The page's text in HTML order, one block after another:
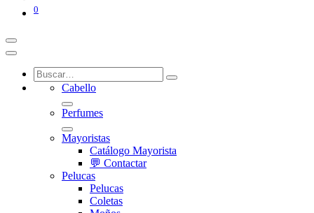
0
Cabello
Perfumes
Mayoristas
Catálogo Mayorista
💬 Contactar
Pelucas
Pelucas
Coletas